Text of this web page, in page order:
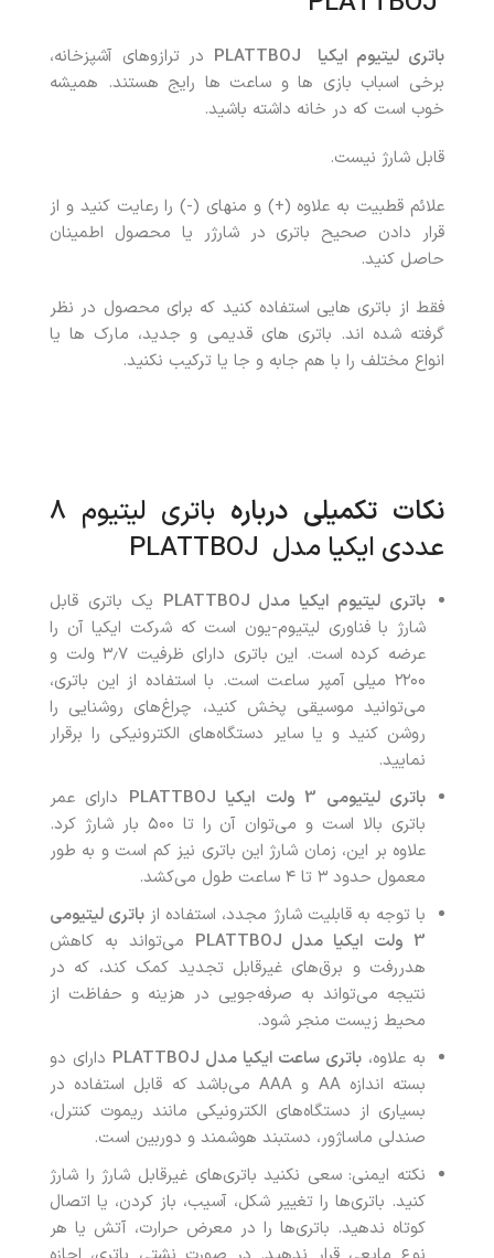
باتری لیتیوم ایکیا
در ترازوهای آشپزخانه،
برخی اسباب بازی ها و ساعت ها رایج هستند. همیشه
خوب است که در خانه داشته باشید.
قابل شارژ نیست.
علائم قطبیت به علاوه (+) و منهای (-) را رعایت کنید و از
قرار دادن صحیح باتری در شارژر یا محصول اطمینان
حاصل کنید.
فقط از باتری هایی استفاده کنید که برای محصول در نظر
گرفته شده اند. باتری های قدیمی و جدید، مارک ها یا
انواع مختلف را با هم جابه و جا یا ترکیب نکنید.
نکات تکمیلی درباره
باتری لیتیوم 8
عددی ایکیا مدل PLATTBOJ
باتری لیتیوم ایکیا مدل PLATTBOJ یک باتری قابل
شارژ با فناوری لیتیوم-یون است که شرکت ایکیا آن را
عرضه کرده است. این باتری دارای ظرفیت ۳٫۷ ولت و
۲۲۰۰ میلی آمپر ساعت است. با استفاده از این باتری،
می‌توانید موسیقی پخش کنید، چراغ‌های روشنایی را
روشن کنید و یا سایر دستگاه‌های الکترونیکی را برقرار
نمایید.
باتری لیتیومی 3 ولت ایکیا
PLATTBOJ دارای عمر
باتری بالا است و می‌توان آن را تا ۵۰۰ بار شارژ کرد.
علاوه بر این، زمان شارژ این باتری نیز کم است و به طور
معمول حدود ۳ تا ۴ ساعت طول می‌کشد.
با توجه به قابلیت شارژ مجدد، استفاده از باتری لیتیومی
3 ولت ایکیا مدل
PLATTBOJ می‌تواند به کاهش
هدررفت و برق‌های غیرقابل تجدید کمک کند، که در
نتیجه می‌تواند به صرفه‌جویی در هزینه و حفاظت از
محیط زیست منجر شود.
به علاوه، باتری ساعت ایکیا مدل PLATTBOJ دارای دو
بسته اندازه AA و AAA می‌باشد که قابل استفاده در
بسیاری از دستگاه‌های الکترونیکی مانند ریموت کنترل،
صندلی ماساژور، دستبند هوشمند و دوربین است.
نکته ایمنی: سعی نکنید باتری‌های غیرقابل شارژ را شارژ
کنید. باتری‌ها را تغییر شکل، آسیب، باز کردن، یا اتصال
کوتاه ندهید. باتری‌ها را در معرض حرارت، آتش یا هر